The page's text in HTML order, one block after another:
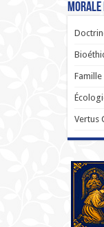
Morale
Vertus